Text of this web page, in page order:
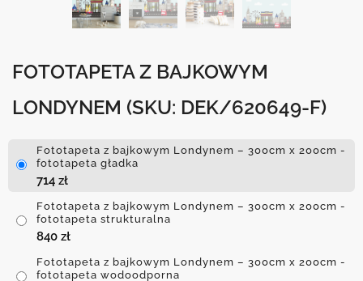
FOTOTAPETA Z BAJKOWYM
LONDYNEM (SKU: DEK/620649-F)
Fototapeta z bajkowym Londynem – 300cm x 200cm -
fototapeta gładka
714 zł
Fototapeta z bajkowym Londynem – 300cm x 200cm -
fototapeta strukturalna
840 zł
Fototapeta z bajkowym Londynem – 300cm x 200cm -
fototapeta wodoodporna